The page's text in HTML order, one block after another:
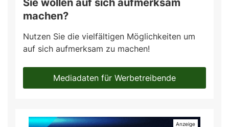
Sie wollen auf sich aufmerksam
machen?
Nutzen Sie die vielfältigen Möglichkeiten um
auf sich aufmerksam zu machen!
Mediadaten für Werbetreibende